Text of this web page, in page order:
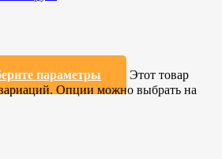
параметры
Этот товар
Опции можно выбрать на